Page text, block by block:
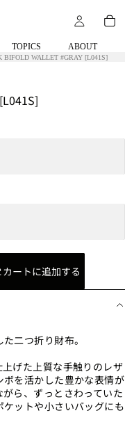
TOPICS ABOUT
BIFOLD WALLET #GRAY [L041S]
カートに追加する
二つ折り財布。
げた上質な手触りのレザ
を活かした豊かな表情が
ら、ずっとさわっていた
ットや小さいバッグにも